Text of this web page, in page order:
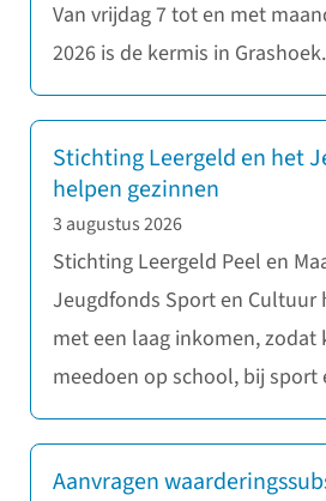
Van vrijdag 7 tot en met
2026 is de kermis in Grashoek.
Stichting Leergeld en het
helpen gezinnen
3 augustus 2026
Stichting Leergeld Peel en
Jeugdfonds Sport en Cultuur
met een laag inkomen,
meedoen op school, bij sport
Aanvragen